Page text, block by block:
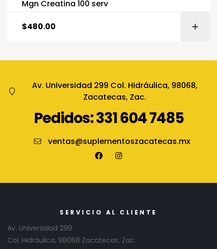
Mgn Creatina 100 serv
$480.00
Av. Universidad 299 Col. Hidráulica, 98068,
Zacatecas, Zac.
Pedidos: 331 604 7485
ventas@suplementoszacatecas.mx
SERVICIO AL CLIENTE
Av. Universidad 299
Col. Hidráulica, 98068 Zacatecas, Zac.